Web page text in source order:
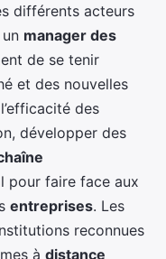
différents acteurs
manager des
de se tenir
et des nouvelles
des
développer des
pour faire face aux
entreprises. Les
reconnues
à distance